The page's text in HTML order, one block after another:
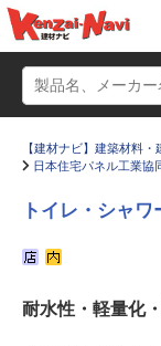
かたなび
【建材ナビ】建築材料
日本住宅パネル工業協
トイレ・シャ
耐水性・軽量化